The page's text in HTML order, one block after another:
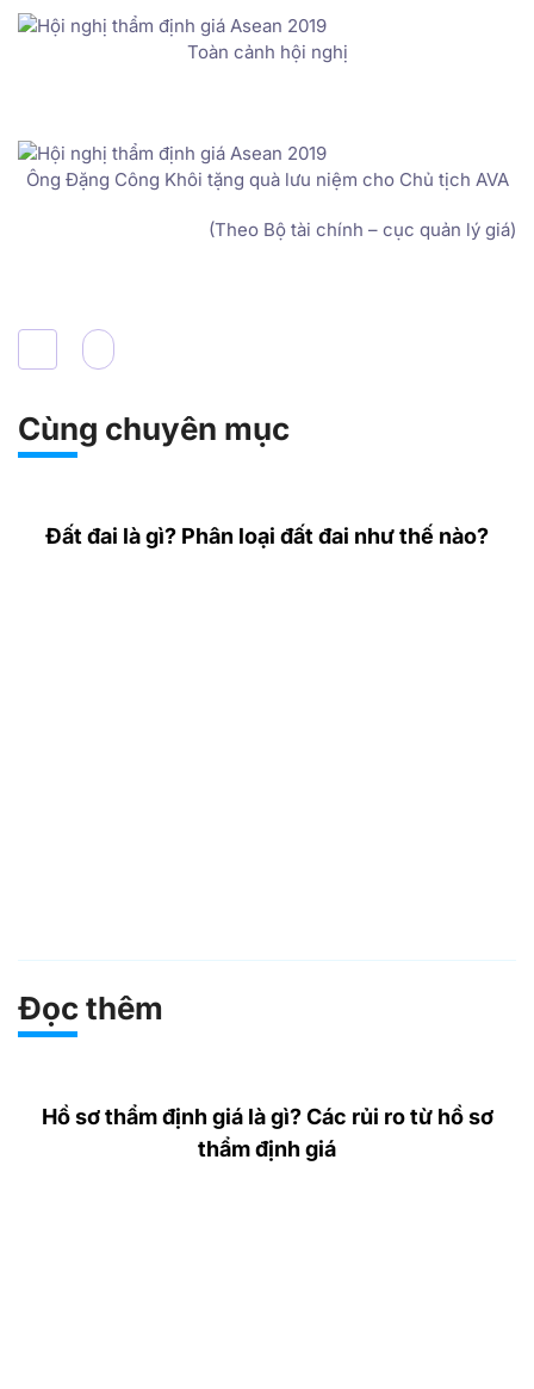
Toàn cảnh hội nghị
Ông Đặng Công Khôi tặng quà lưu niệm cho Chủ tịch AVA
(Theo Bộ tài chính – cục quản lý giá)
Cùng chuyên mục
Đất đai là gì? Phân loại đất đai như thế nào?
Đọc thêm
Hồ sơ thẩm định giá là gì? Các rủi ro từ hồ sơ
thẩm định giá